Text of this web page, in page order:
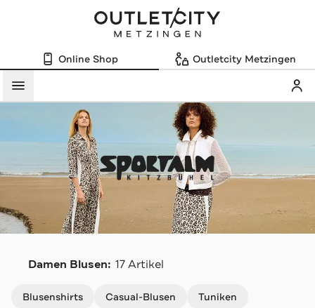
Online Shop Outletcity Metzingen
Menü
Damen Blusen: 17 Artikel
Blusenshirts Casual-Blusen Tuniken